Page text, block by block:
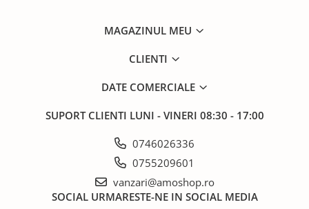
MAGAZINUL MEU
CLIENTI
DATE COMERCIALE
SUPORT CLIENTI LUNI - VINERI 08:30 - 17:00
0746026336
0755209601
vanzari@amoshop.ro
SOCIAL URMARESTE-NE IN SOCIAL MEDIA